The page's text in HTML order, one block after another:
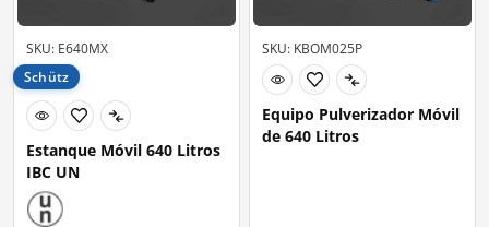
SKU: E640MX
Schütz
Estanque Móvil 640 Litros
IBC UN
SKU: KBOM025P
Equipo Pulverizador Móvil
de 640 Litros